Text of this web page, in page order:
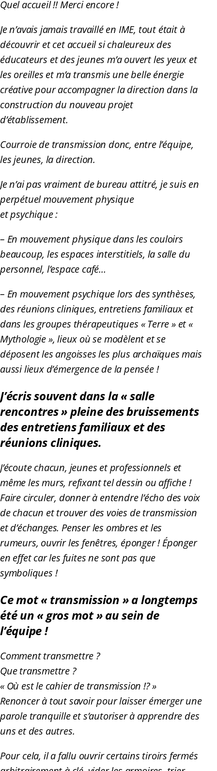
Quel accueil !! Merci encore !
Je n’avais jamais travaillé en IME, tout était à
découvrir et cet accueil si chaleureux des
éducateurs et des jeunes m’a ouvert les yeux et
les oreilles et m’a transmis une belle énergie
créative pour accompagner la direction dans la
construction du nouveau projet
d’établissement.
Courroie de transmission donc, entre l’équipe,
les jeunes, la direction.
Je n’ai pas vraiment de bureau attitré, je suis en
perpétuel mouvement physique
et psychique :
– En mouvement physique dans les couloirs
beaucoup, les espaces interstitiels, la salle du
personnel, l’espace café…
– En mouvement psychique lors des synthèses,
des réunions cliniques, entretiens familiaux et
dans les groupes thérapeutiques « Terre » et «
Mythologie », lieux où se modèlent et se
déposent les angoisses les plus archaïques mais
aussi lieux d’émergence de la pensée !
J’écris souvent dans la « salle
rencontres » pleine des bruissements
des entretiens familiaux et des
réunions cliniques.
J’écoute chacun, jeunes et professionnels et
même les murs, refixant tel dessin ou affiche !
Faire circuler, donner à entendre l’écho des voix
de chacun et trouver des voies de transmission
et d’échanges. Penser les ombres et les
rumeurs, ouvrir les fenêtres, éponger ! Éponger
en effet car les fuites ne sont pas que
symboliques !
Ce mot « transmission » a longtemps
été un « gros mot » au sein de
l’équipe !
Comment transmettre ?
Que transmettre ?
« Où est le cahier de transmission !? »
Renoncer à tout savoir pour laisser émerger une
parole tranquille et s’autoriser à apprendre des
uns et des autres.
Pour cela, il a fallu ouvrir certains tiroirs fermés